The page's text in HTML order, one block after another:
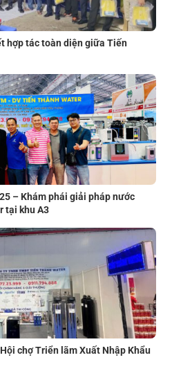
hợp tác toàn diện giữa Tiến
– Khám phái giải pháp nước
tại khu A3
chợ Triển lãm Xuất Nhập Khẩu